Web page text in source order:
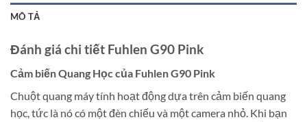
MÔ TẢ
Đánh giá chi tiết Fuhlen G90 Pink
Cảm biến Quang Học của Fuhlen G90 Pink
Chuột quang máy tính hoạt động dựa trên cảm biến quang
học, tức là nó có một đèn chiếu và một camera nhỏ. Khi bạn